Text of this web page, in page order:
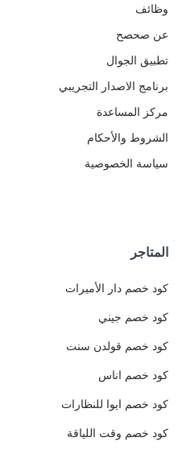
وظائف
عن صحصح
تطبيق الجوال
برنامج الاصدار التجريبي
مركز المساعدة
الشروط والأحكام
سياسة الخصوصية
المتاجر
كود خصم دار الأميرات
كود خصم جيني
كود خصم قولدن سنت
كود خصم اناس
كود خصم ايوا للنظارات
كود خصم وقت اللياقة